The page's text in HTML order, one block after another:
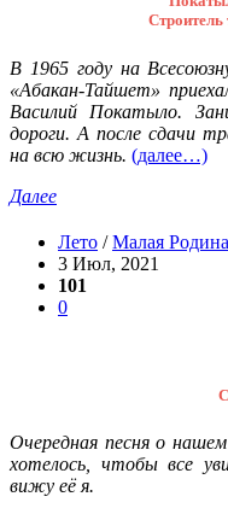
В 1965 году на
«Абакан-Тайшет»
Василий Покатыло.
дороги. А после сдачи
на всю жизнь. (далее…)
Далее
Лето /Малая Родина
3 Июл, 2021
101
0
Очередная песня о
хотелось, чтобы все
вижу её я.